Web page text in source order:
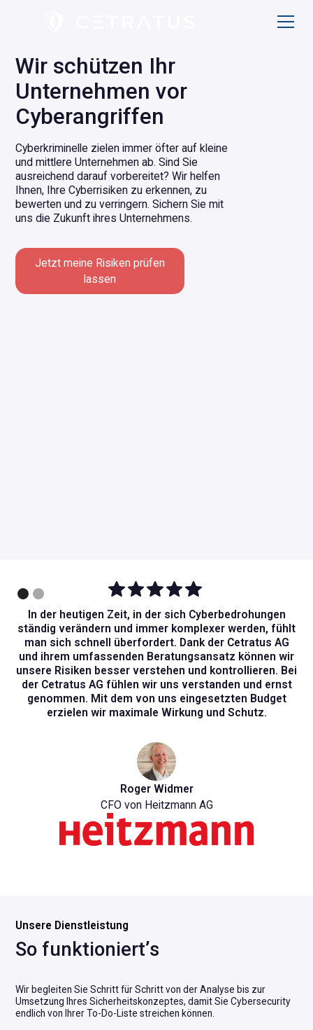
Wir schützen Ihr
Unternehmen vor
Cyberangriffen
Cyberkriminelle zielen immer öfter auf kleine
und mittlere Unternehmen ab. Sind Sie
ausreichend darauf vorbereitet? Wir helfen
Ihnen, Ihre Cyberrisiken zu erkennen, zu
bewerten und zu verringern. Sichern Sie mit
uns die Zukunft ihres Unternehmens.
Jetzt meine Risiken prüfen
lassen
In der heutigen Zeit, in der sich Cyberbedrohungen
ständig verändern und immer komplexer werden, fühlt
man sich schnell überfordert. Dank der Cetratus AG
und ihrem umfassenden Beratungsansatz können wir
unsere Risiken besser verstehen und kontrollieren. Bei
der Cetratus AG fühlen wir uns verstanden und ernst
genommen. Mit dem von uns eingesetzten Budget
erzielen wir maximale Wirkung und Schutz.
Roger Widmer
CFO von Heitzmann AG
Unsere Dienstleistung
So fun ktioniert’s
Wir begleiten Sie Schritt für Schritt von der Analyse bis zur
Umsetzung Ihres Sicherheitskonzeptes, damit Sie Cybersecurity
endlich von Ihrer To-Do-Liste streichen können.